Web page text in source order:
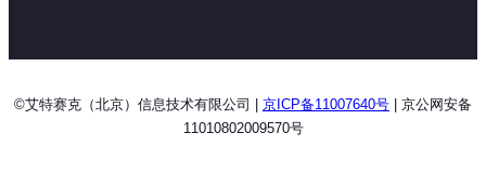
©艾特赛克（北京）信息技术有限公司 | 京ICP备11007640号 | 京公网安备
11010802009570号